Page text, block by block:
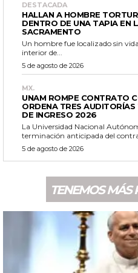
DESTACADA
HALLAN A HOMBRE
DENTRO DE UNA TAPIA EN
SACRAMENTO
Un hombre fue localizado sin
interior de...
5 de agosto de 2026
MX.
UNAM ROMPE CONTRATO
ORDENA TRES AUDITORÍAS
DE INGRESO 2026
La Universidad Nacional
terminación anticipada del
5 de agosto de 2026
TENEMOS MÁS